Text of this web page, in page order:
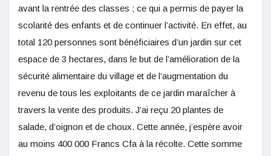
avant la rentrée des classes ; ce qui a permis de payer la
scolarité des enfants et de continuer l’activité. En effet, au
total 120 personnes sont bénéficiaires d’un jardin sur cet
espace de 3 hectares, dans le but de l’amélioration de la
sécurité alimentaire du village et de l’augmentation du
revenu de tous les exploitants de ce jardin maraîcher à
travers la vente des produits. J’ai reçu 20 plantes de
salade, d’oignon et de choux. Cette année, j’espère avoir
au moins 400 000 Francs Cfa à la récolte. Cette somme